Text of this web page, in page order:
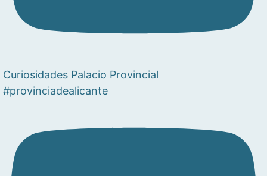
Curiosidades Palacio Provincial
#provinciadealicante